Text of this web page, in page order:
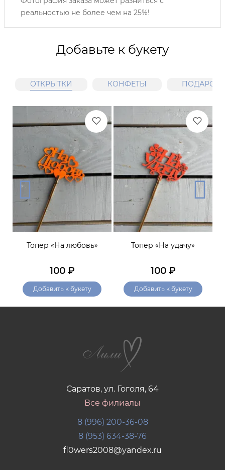
реальностью не более чем на 25%!
Добавьте к букету
ОТКРЫТКИ КОНФЕТЫ
Топер «На любовь»
100 ₽
Добавить к букету
Топер «На удачу»
100 ₽
Добавить к букету
Саратов, ул. Гоголя, 64
Все филиалы
8 (996) 200-36-08
8 (953) 634-38-76
fl0wers2008@yandex.ru